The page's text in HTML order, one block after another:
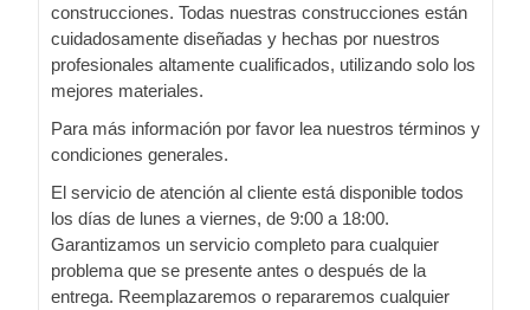
construcciones. Todas nuestras construcciones están
cuidadosamente diseñadas y hechas por nuestros
profesionales altamente cualificados, utilizando solo los
mejores materiales.
Para más información por favor lea nuestros términos y
condiciones generales.
El servicio de atención al cliente está disponible todos
los días de lunes a viernes, de 9:00 a 18:00.
Garantizamos un servicio completo para cualquier
problema que se presente antes o después de la
entrega. Reemplazaremos o repararemos cualquier